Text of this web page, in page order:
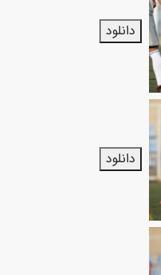
دانلود
دانلود